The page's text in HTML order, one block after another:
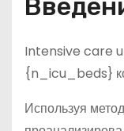
Intensive care
{n_icu_beds}
Используя